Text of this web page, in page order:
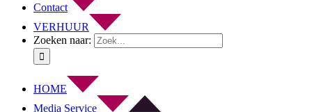
Contact
VERHUUR
Zoeken naar:
HOME
Media Service